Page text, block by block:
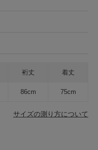
裄丈 着丈
86cm 75cm
サイズの測り方について